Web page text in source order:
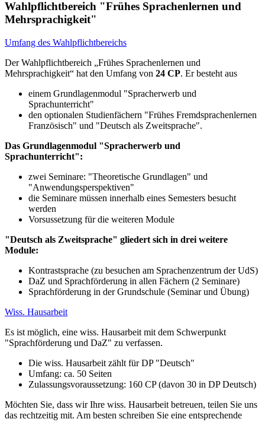
Wahlpflichtbereich "Frühes Sprachenlernen und
Mehrsprachigkeit"
Umfang des Wahlpflichtbereichs
Der Wahlpflichtbereich „Frühes Sprachenlernen und
Mehrsprachigkeit“ hat den Umfang von 24 CP. Er besteht aus
einem Grundlagenmodul "Spracherwerb und
Sprachunterricht"
den optionalen Studienfächern "Frühes Fremdsprachenlernen
Französisch" und "Deutsch als Zweitsprache".
Das Grundlagenmodul "Spracherwerb und
Sprachunterricht":
zwei Seminare: "Theoretische Grundlagen" und
"Anwendungsperspektiven"
die Seminare müssen innerhalb eines Semesters besucht
werden
Vorsussetzung für die weiteren Module
"Deutsch als Zweitsprache" gliedert sich in drei weitere
Module:
Kontrastsprache (zu besuchen am Sprachenzentrum der UdS)
DaZ und Sprachförderung in allen Fächern (2 Seminare)
Sprachförderung in der Grundschule (Seminar und Übung)
Wiss. Hausarbeit
Es ist möglich, eine wiss. Hausarbeit mit dem Schwerpunkt
"Sprachförderung und DaZ" zu verfassen.
Die wiss. Hausarbeit zählt für DP "Deutsch"
Umfang: ca. 50 Seiten
Zulassungsvoraussetzung: 160 CP (davon 30 in DP Deutsch)
Möchten Sie, dass wir Ihre wiss. Hausarbeit betreuen, teilen Sie uns
das rechtzeitig mit. Am besten schreiben Sie eine entsprechende